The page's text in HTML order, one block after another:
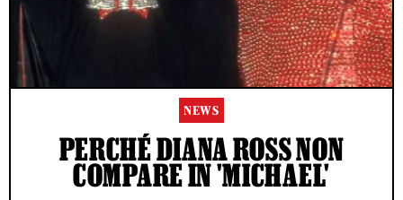
NEWS
PERCHÉ DIANA ROSS NON
COMPARE IN 'MICHAEL'